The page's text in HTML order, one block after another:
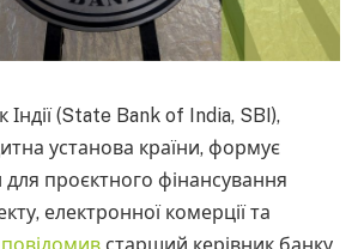
(State Bank of India, SBI),
установа країни, формує
для проєктного фінансування
електронної комерції та
повідомив старший керівник банку